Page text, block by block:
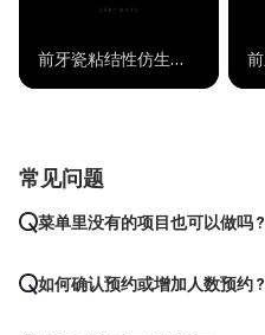
前牙瓷粘结性仿生修复
常见问题
菜单里没有的项目也可以做吗？
如何确认预约或增加人数预约？